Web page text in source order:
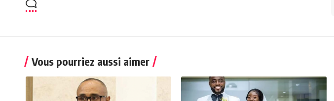
Vous pourriez aussi aimer